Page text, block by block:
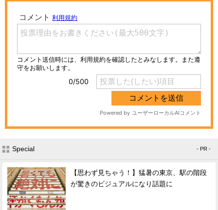
Special - PR -
【思わず見ちゃう！】猛暑の東京、駅の階段
が驚きのビジュアルになり話題に